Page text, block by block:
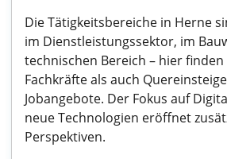
Die Tätigkeitsbereiche in Herne
im Dienstleistungssektor, im
technischen Bereich – hier
Fachkräfte als auch
Jobangebote. Der Fokus auf
neue Technologien eröffnet
Perspektiven.